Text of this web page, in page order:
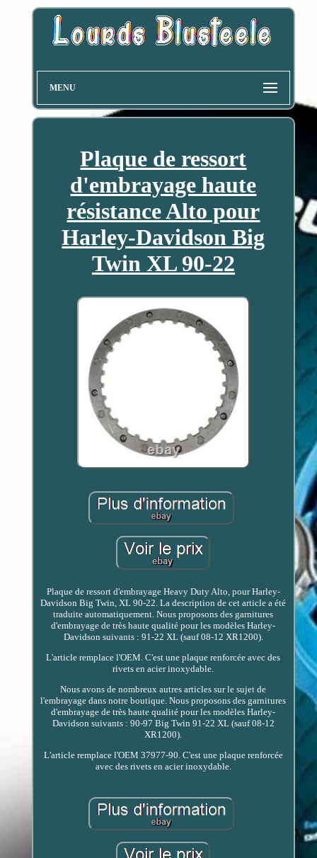
MENU
Plaque de ressort
d'embrayage haute
résistance Alto pour
Harley-Davidson Big
Twin XL 90-22
Plaque de ressort d'embrayage Heavy Duty Alto, pour Harley-
Davidson Big Twin, XL 90-22. La description de cet article a été
traduite automatiquement. Nous proposons des garnitures
d'embrayage de très haute qualité pour les modèles Harley-
Davidson suivants : 91-22 XL (sauf 08-12 XR1200).
L'article remplace l'OEM. C'est une plaque renforcée avec des
rivets en acier inoxydable.
Nous avons de nombreux autres articles sur le sujet de
l'embrayage dans notre boutique. Nous proposons des garnitures
d'embrayage de très haute qualité pour les modèles Harley-
Davidson suivants : 90-97 Big Twin 91-22 XL (sauf 08-12
XR1200).
L'article remplace l'OEM 37977-90. C'est une plaque renforcée
avec des rivets en acier inoxydable.